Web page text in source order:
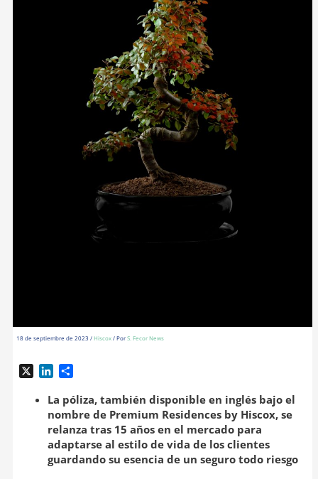
18 de septiembre de 2023 /Hiscox/ PorS. Fecor News
X
L
n
k
e
d
I
n
C
m
p
a
r
t
La póliza, también disponible en inglés bajo el
nombre de Premium Residences by Hiscox, se
relanza tras 15 años en el mercado para
adaptarse al estilo de vida de los clientes
guardando su esencia de un seguro todo riesgo